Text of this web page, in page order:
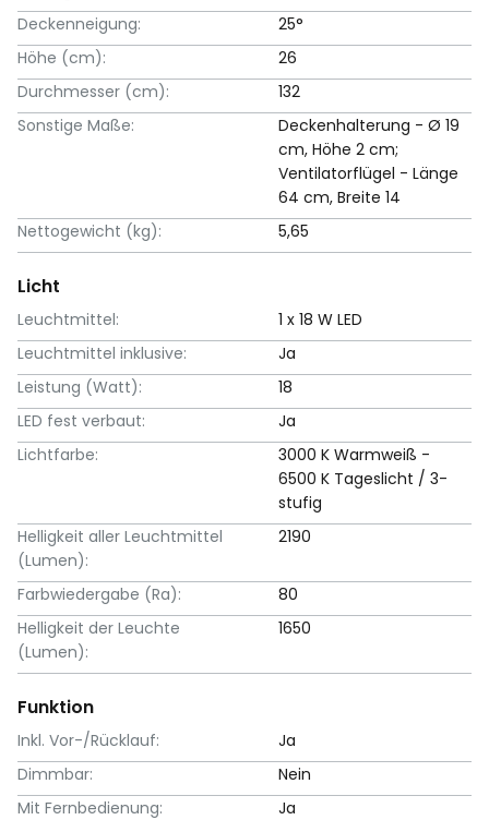
Deckenneigung:
25°
Höhe (cm):
26
Durchmesser (cm):
132
Sonstige Maße:
Deckenhalterung - Ø 19
cm, Höhe 2 cm;
Ventilatorflügel - Länge
64 cm, Breite 14
Nettogewicht (kg):
5,65
Licht
Leuchtmittel:
1 x 18 W LED
Leuchtmittel inklusive:
Ja
Leistung (Watt):
18
LED fest verbaut:
Ja
Lichtfarbe:
3000 K Warmweiß -
6500 K Tageslicht / 3-
stufig
Helligkeit aller Leuchtmittel
(Lumen):
2190
Farbwiedergabe (Ra):
80
Helligkeit der Leuchte
(Lumen):
1650
Funktion
Inkl. Vor-/Rücklauf:
Ja
Dimmbar:
Nein
Mit Fernbedienung:
Ja